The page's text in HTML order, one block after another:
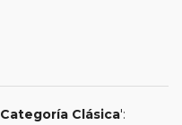
Categoría Clásica':